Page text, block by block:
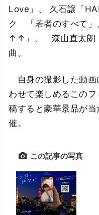
Love」、 久石譲「
ク 「若者のすべて
↑↑」、 森山直太朗
曲。
自身の撮影した動画
わせて楽しめるこの
稿すると豪華景品が
催。
この記事の写真